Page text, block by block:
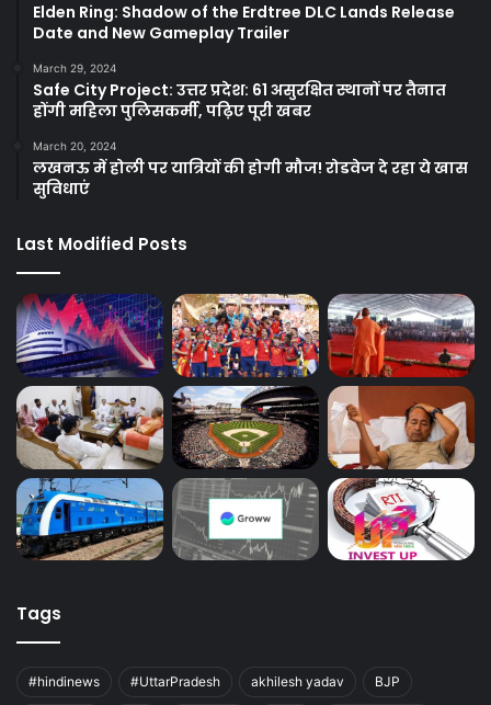
Elden Ring: Shadow of the Erdtree DLC Lands Release
Date and New Gameplay Trailer
March 29, 2024
Safe City Project: उत्तर प्रदेश: 61 असुरक्षित स्थानों पर तैनात
होंगी महिला पुलिसकर्मी, पढ़िए पूरी खबर
March 20, 2024
लखनऊ में होली पर यात्रियों की होगी मौज! रोडवेज दे रहा ये खास
सुविधाएं
Last Modified Posts
Tags
#hindinews #UttarPradesh akhilesh yadav BJP